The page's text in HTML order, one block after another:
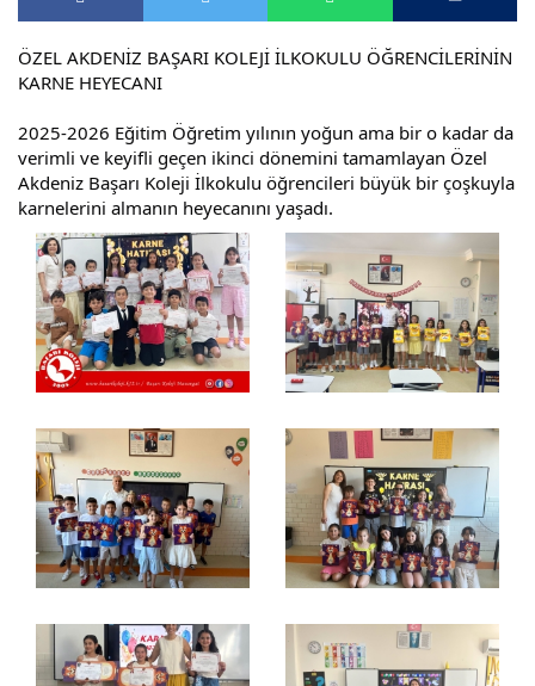
ÖZEL AKDENİZ BAŞARI KOLEJİ İLKOKULU ÖĞRENCİLERİNİN
KARNE HEYECANI
2025-2026 Eğitim Öğretim yılının yoğun ama bir o kadar da
verimli ve keyifli geçen ikinci dönemini tamamlayan Özel
Akdeniz Başarı Koleji İlkokulu öğrencileri büyük bir çoşkuyla
karnelerini almanın heyecanını yaşadı.